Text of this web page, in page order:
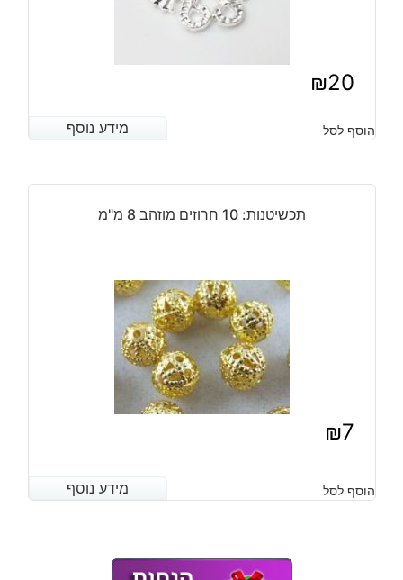
₪20
מידע נוסף הוסף לסל מידע נוסף
תכשיטנות: 10 חרוזים מוזהב 8 מ"מ
₪7
מידע נוסף הוסף לסל מידע נוסף